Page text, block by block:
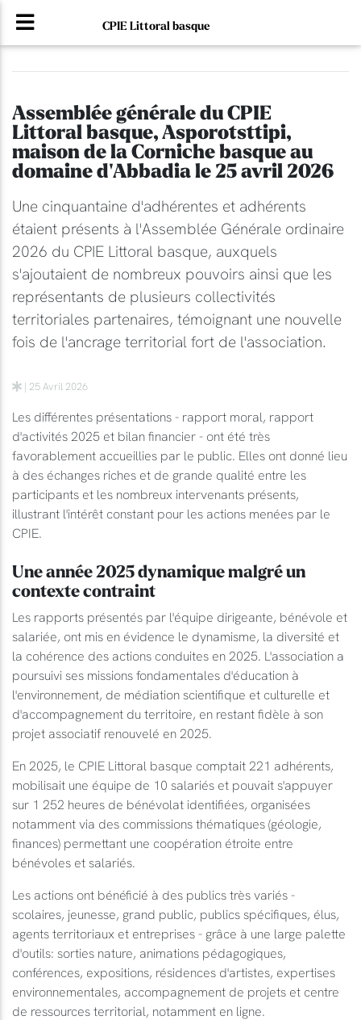
CPIE Littoral basque
Assemblée générale du CPIE
Littoral basque, Asporotsttipi,
maison de la Corniche basque au
domaine d'Abbadia le 25 avril 2026
Une cinquantaine d'adhérentes et adhérents
étaient présents à l'Assemblée Générale ordinaire
2026 du CPIE Littoral basque, auxquels
s'ajoutaient de nombreux pouvoirs ainsi que les
représentants de plusieurs collectivités
territoriales partenaires, témoignant une nouvelle
fois de l'ancrage territorial fort de l'association.
| 25 Avril 2026
Les différentes présentations - rapport moral, rapport
d'activités 2025 et bilan financier - ont été très
favorablement accueillies par le public. Elles ont donné lieu
à des échanges riches et de grande qualité entre les
participants et les nombreux intervenants présents,
illustrant l'intérêt constant pour les actions menées par le
CPIE.
Une année 2025 dynamique malgré un
contexte contraint
Les rapports présentés par l'équipe dirigeante, bénévole et
salariée, ont mis en évidence le dynamisme, la diversité et
la cohérence des actions conduites en 2025. L'association a
poursuivi ses missions fondamentales d'éducation à
l'environnement, de médiation scientifique et culturelle et
d'accompagnement du territoire, en restant fidèle à son
projet associatif renouvelé en 2025.
En 2025, le CPIE Littoral basque comptait 221 adhérents,
mobilisait une équipe de 10 salariés et pouvait s'appuyer
sur 1 252 heures de bénévolat identifiées, organisées
notamment via des commissions thématiques (géologie,
finances) permettant une coopération étroite entre
bénévoles et salariés.
Les actions ont bénéficié à des publics très variés -
scolaires, jeunesse, grand public, publics spécifiques, élus,
agents territoriaux et entreprises - grâce à une large palette
d'outils: sorties nature, animations pédagogiques,
conférences, expositions, résidences d'artistes, expertises
environnementales, accompagnement de projets et centre
de ressources territorial, notamment en ligne.